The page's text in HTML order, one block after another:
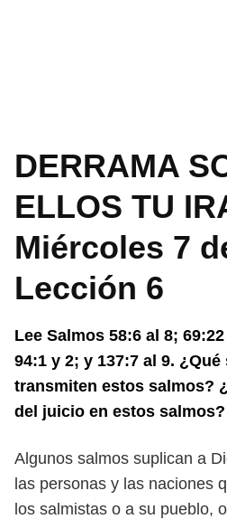
DERRAMA
ELLOS TU
Miércoles 7
Lección 6
Lee Salmos 58:6 al 8;
94:1 y 2; y 137:7 al 9. ¿Qué
transmiten estos salmos?
del juicio en estos salmos?
Algunos salmos suplican a
las personas y las naciones
los salmistas o a su pueblo,